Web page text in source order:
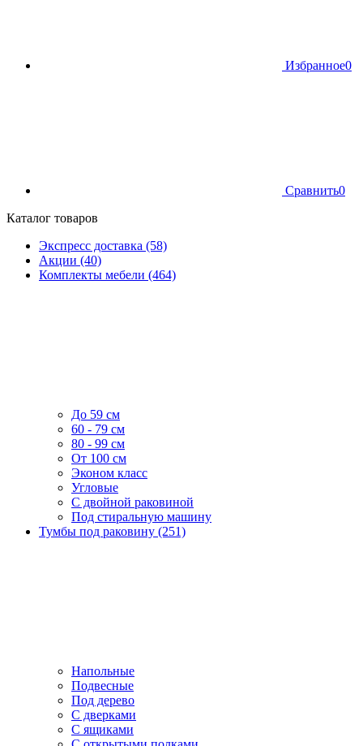
Избранное0
Сравнить0
Каталог товаров
Экспресс доставка (58)
Акции (40)
Комплекты мебели (464)
До 59 см
60 - 79 см
80 - 99 см
От 100 см
Эконом класс
Угловые
С двойной раковиной
Под стиральную машину
Тумбы под раковину (251)
Напольные
Подвесные
Под дерево
С дверками
С ящиками